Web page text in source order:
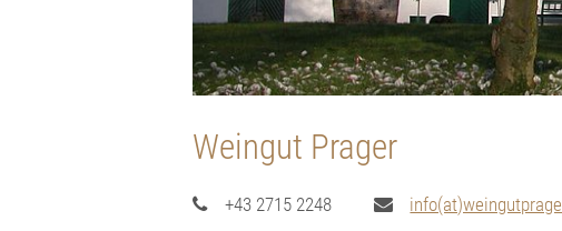
Weingut Prager
+43 2715 2248